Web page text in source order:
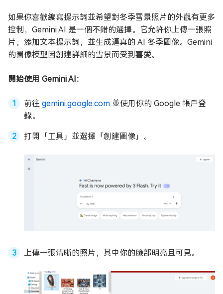
如果你喜歡編寫提示詞並希望對冬季雪景照片的外觀有更多
控制，Gemini AI 是一個不錯的選擇。它允許你上傳一張照
片，添加文本提示詞，並生成逼真的 AI 冬季圖像。Gemini
的圖像模型因創建詳細的雪景而受到喜愛。
開始使用 Gemini AI：
前往 gemini.google.com 並使用你的 Google 帳戶登
錄。
打開「工具」並選擇「創建圖像」。
上傳一張清晰的照片，其中你的臉部明亮且可見。